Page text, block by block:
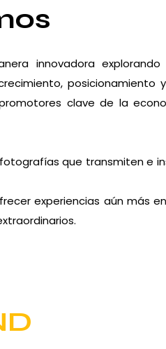
innovadora
posicionamiento
clave de la
que transmiten e
experiencias aún más